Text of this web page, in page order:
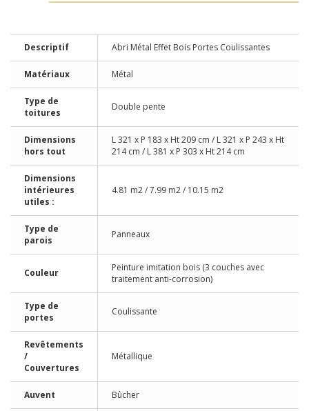
Descriptif Abri Métal Effet Bois Portes Coulissantes
Matériaux Métal
Type de
toitures
Double pente
Dimensions
hors tout
L 321 x P 183 x Ht 209 cm / L 321 x P 243 x Ht
214 cm / L 381 x P 303 x Ht 214 cm
Dimensions
intérieures
utiles :
4.81 m2 / 7.99 m2 / 10.15 m2
Type de
parois
Panneaux
Couleur
Peinture imitation bois (3 couches avec
traitement anti-corrosion)
Type de
portes
Coulissante
Revêtements
/
Couvertures
Métallique
Auvent Bûcher